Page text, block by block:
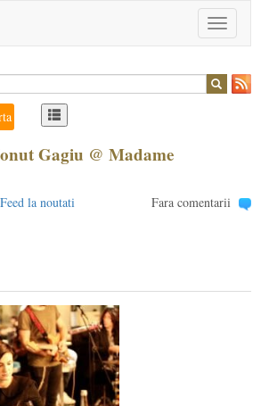
Toggle
navigation
Gagiu @ Madame
la noutati Fara comentarii